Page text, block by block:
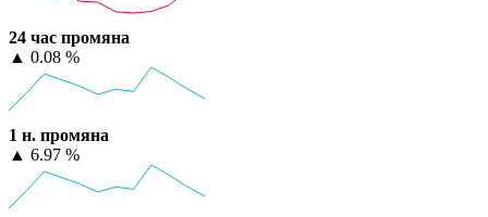
24 час промяна
▲ 0.08 %
1 н. промяна
▲ 6.97 %